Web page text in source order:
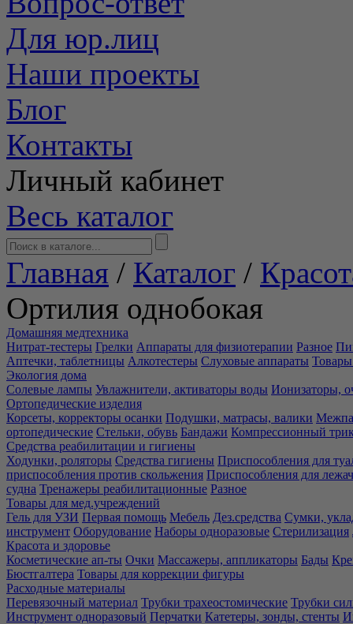
Для юр.лиц
Наши проекты
Блог
Контакты
Личный кабинет
Весь каталог
Главная / Каталог /
Ортилия однобокая
Домашняя медтехника
Нитрат-тестеры Грелки Аппараты для физиотерапии Разное
Аптечки, таблетницы Алкотестеры Слуховые аппараты Товары
Экология дома
Солевые лампы Увлажнители, активаторы воды Ионизаторы,
Ортопедические изделия
Корсеты, корректоры осанки Подушки, матрасы, валики
ортопедические Стельки, обувь Бандажи Компрессионный
Средства реабилитации и гигиены
Ходунки, роляторы Средства гигиены Приспособления для
приспособления против скольжения Приспособления для
судна Тренажеры реабилитационные Разное
Товары для мед.учреждений
Гель для УЗИ Первая помощь Мебель Дез.средства Сумки,
инструмент Оборудование Наборы одноразовые Стерилизация
Красота и здоровье
Косметические ап-ты Очки Массажеры, аппликаторы Бады
Бюстгалтера Товары для коррекции фигуры
Расходные материалы
Перевязочный материал Трубки трахеостомические Трубки
Инструмент одноразовый Перчатки Катетеры, зонды, стенты